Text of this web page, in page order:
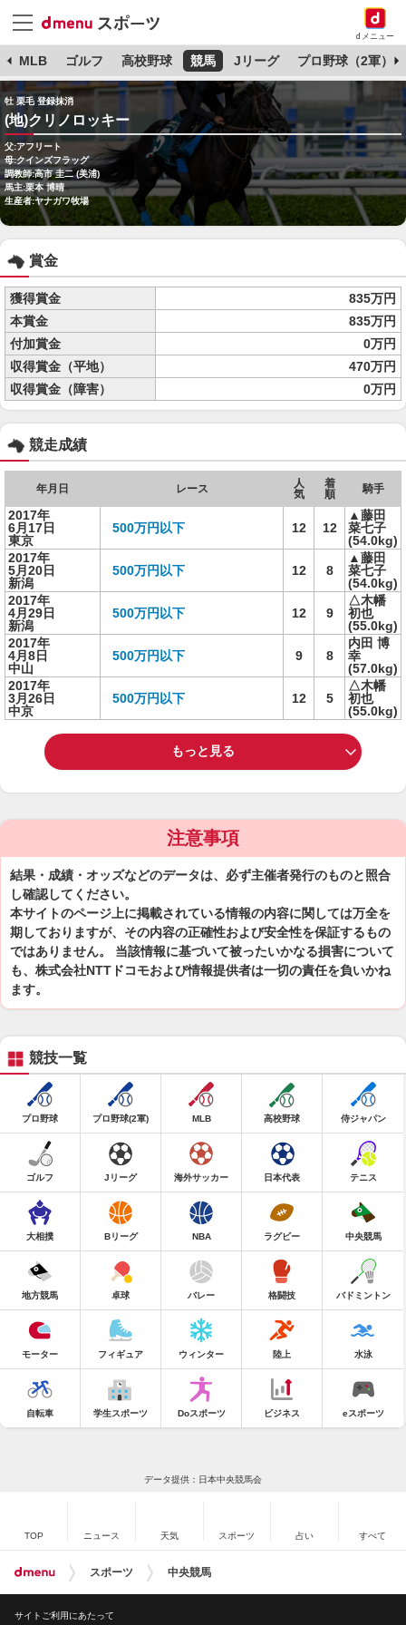
dメニュー
MLB ゴルフ 高校野球 競馬 Jリーグ プロ野球（2軍）
牡 栗毛 登録抹消
(地)クリノロッキー
父:アフリート
母:クインズフラッグ
調教師:高市 圭二 (美浦)
馬主:栗本 博晴
生産者:ヤナガワ牧場
賞金
獲得賞金
835万円
本賞金
835万円
付加賞金
0万円
収得賞金（平地）
470万円
収得賞金（障害）
0万円
競走成績
年月日 レース
人
気
着
順
騎手
2017年
6月17日
東京
500万円以下 12 12
▲藤田
菜七子
(54.0kg)
2017年
5月20日
新潟
500万円以下 12 8
▲藤田
菜七子
(54.0kg)
2017年
4月29日
新潟
500万円以下 12 9
△木幡
初也
(55.0kg)
2017年
4月8日
中山
500万円以下 9 8
内田 博
幸
(57.0kg)
2017年
3月26日
中京
500万円以下 12 5
△木幡
初也
(55.0kg)
もっと見る
注意事項
結果・成績・オッズなどのデータは、必ず主催者発行のものと照合
し確認してください。
本サイトのページ上に掲載されている情報の内容に関しては万全を
期しておりますが、その内容の正確性および安全性を保証するもの
ではありません。 当該情報に基づいて被ったいかなる損害について
も、株式会社NTTドコモおよび情報提供者は一切の責任を負いかね
ます。
競技一覧
プロ野球 プロ野球(2軍) MLB 高校野球 侍ジャパン
ゴルフ Jリーグ 海外サッカー 日本代表 テニス
大相撲 Bリーグ NBA ラグビー 中央競馬
地方競馬 卓球 バレー 格闘技 バドミントン
モーター フィギュア ウィンター 陸上 水泳
自転車 学生スポーツ Doスポーツ ビジネス eスポーツ
データ提供：日本中央競馬会
TOP ニュース 天気 スポーツ 占い すべて
スポーツ 中央競馬
サイトご利用にあたって